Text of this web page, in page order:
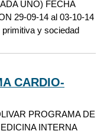
UNO) FECHA
29-09-14 al 03-10-14
primitiva y sociedad
CARDIO-
PROGRAMA DE
INTERNA